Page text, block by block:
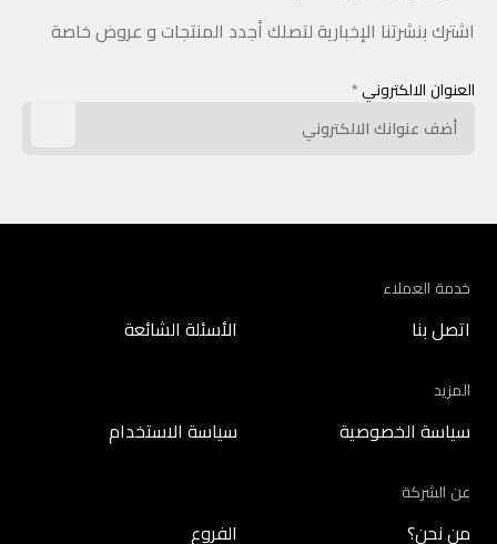
اشترك بنشرتنا الإخبارية لتصلك أجدد المنتجات و عروض خاصة
العنوان الالكتروني *
خدمة العملاء
اتصل بنا الأسئلة الشائعة
المزيد
سياسة الخصوصية سياسة الاستخدام
عن الشركة
من نحن؟ الفروع